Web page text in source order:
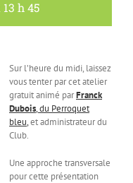
13 h 45
Sur l’heure du midi, laissez
vous tenter par cet atelier
gratuit animé parFranck
Dubois, du Perroquet
bleu,et administrateur du
Club.
Une approche transversale
pour cette présentation